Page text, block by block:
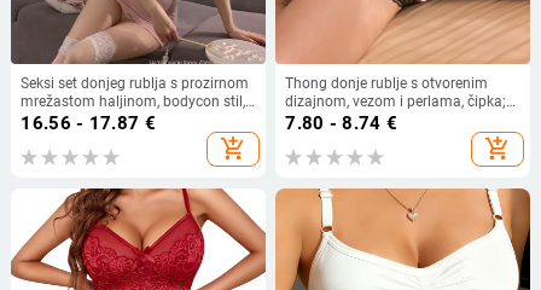
Seksi set donjeg rublja s prozirnom
mrežastom haljinom, bodycon stil,
90–95% poliester
16.56 - 17.87 €
add_shopping_cart
Thong donje rublje s otvorenim
dizajnom, vezom i perlama, čipka;
glavni materijal: poliester 80–90%
7.80 - 8.74 €
add_shopping_cart